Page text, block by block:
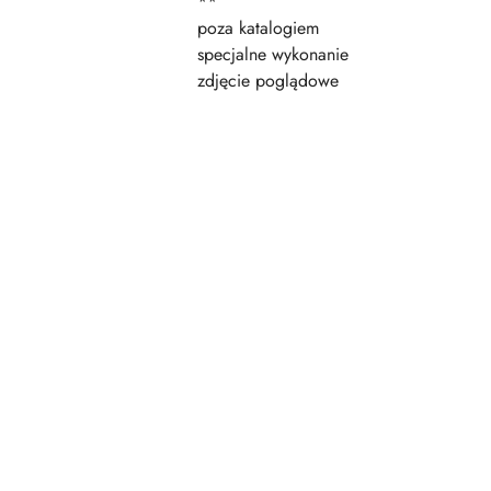
poza katalogiem
specjalne wykonanie
zdjęcie poglądowe